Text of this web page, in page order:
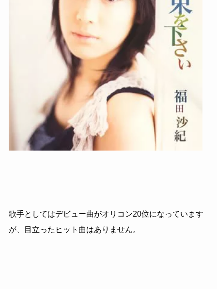
歌手としてはデビュー曲がオリコン20位になっています
が、目立ったヒット曲はありません。